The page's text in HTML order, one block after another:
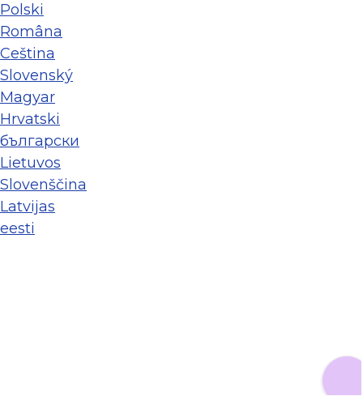
Polski
Româna
Ceština
Slovenský
Magyar
Hrvatski
български
Lietuvos
Slovenščina
Latvijas
eesti